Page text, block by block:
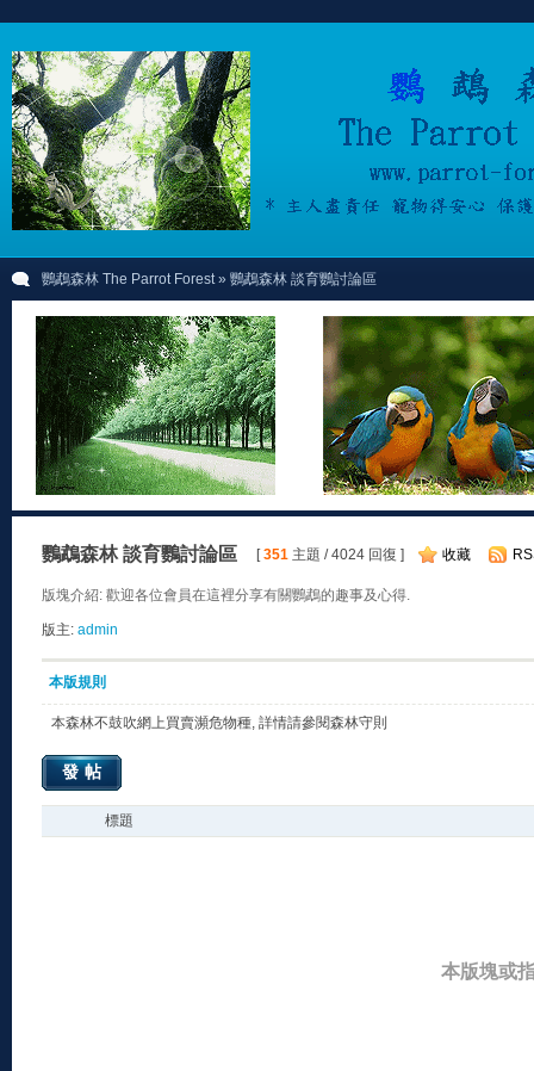
鸚鵡森林 The Parrot Forest» 鸚鵡森林 談育鸚討論區
鸚鵡森林 談育鸚討論區 [351 主題 / 4024 回復 ] 收藏
版塊介紹: 歡迎各位會員在這裡分享有關鸚鵡的趣事及心得.
版主: admin
本版規則
本森林不鼓吹網上買賣瀕危物種, 詳情請參閱森林守則
發帖
標題
本版塊或